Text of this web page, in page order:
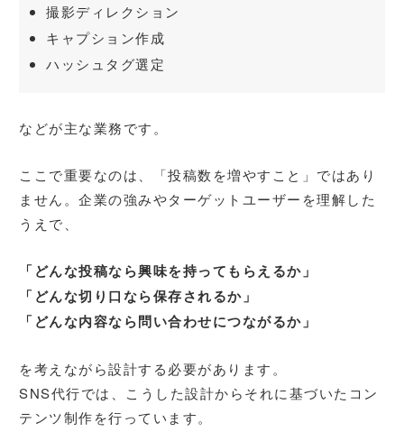
撮影ディレクション
キャプション作成
ハッシュタグ選定
などが主な業務です。
ここで重要なのは、「投稿数を増やすこと」ではあり
ません。企業の強みやターゲットユーザーを理解した
うえで、
「どんな投稿なら興味を持ってもらえるか」
「どんな切り口なら保存されるか」
「どんな内容なら問い合わせにつながるか」
を考えながら設計する必要があります。
SNS代行では、こうした設計からそれに基づいたコン
テンツ制作を行っています。